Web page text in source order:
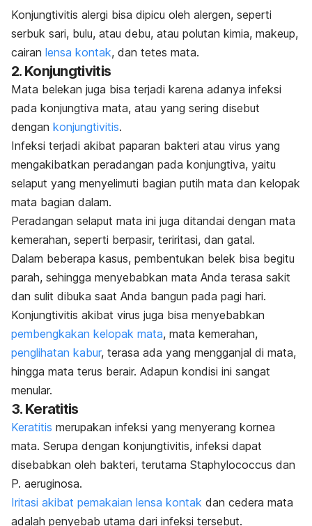
Konjungtivitis alergi bisa dipicu oleh alergen, seperti
serbuk sari, bulu, atau debu, atau polutan kimia, makeup,
cairan lensa kontak, dan tetes mata.
2. Konjungtivitis
Mata belekan juga bisa terjadi karena adanya infeksi
pada konjungtiva mata, atau yang sering disebut
dengan konjungtivitis.
Infeksi terjadi akibat paparan bakteri atau virus yang
mengakibatkan peradangan pada konjungtiva, yaitu
selaput yang menyelimuti bagian putih mata dan kelopak
mata bagian dalam.
Peradangan selaput mata ini juga ditandai dengan mata
kemerahan, seperti berpasir, teriritasi, dan gatal.
Dalam beberapa kasus, pembentukan belek bisa begitu
parah, sehingga menyebabkan mata Anda terasa sakit
dan sulit dibuka saat Anda bangun pada pagi hari.
Konjungtivitis akibat virus juga bisa menyebabkan
pembengkakan kelopak mata, mata kemerahan,
penglihatan kabur, terasa ada yang mengganjal di mata,
hingga mata terus berair. Adapun kondisi ini sangat
menular.
3. Keratitis
Keratitis merupakan infeksi yang menyerang kornea
mata. Serupa dengan konjungtivitis, infeksi dapat
disebabkan oleh bakteri, terutama Staphylococcus dan
P. aeruginosa.
Iritasi akibat pemakaian lensa kontak dan cedera mata
adalah penyebab utama dari infeksi tersebut.